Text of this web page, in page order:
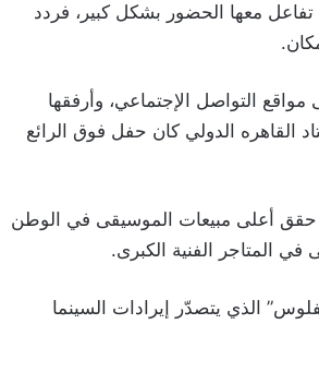
تفاعل معها الحضور بشكل كبير، فردد
التواصل الإجتماعي، وأرفقها
الدولي كان حفل فوق الرائع
أعلى مبيعات الموسيقى في الوطن
الذي يتصدّر إيرادات السينما